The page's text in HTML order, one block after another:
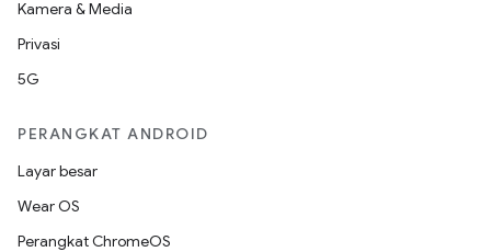
Kamera & Media
Privasi
5G
PERANGKAT ANDROID
Layar besar
Wear OS
Perangkat ChromeOS